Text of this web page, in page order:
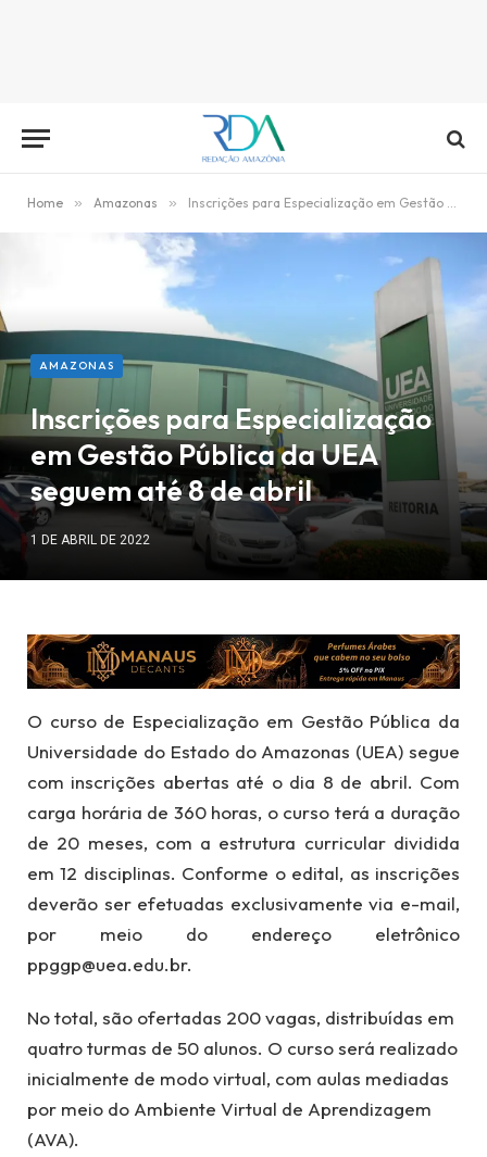
Home » Amazonas » Inscrições para Especialização em Gestão Pública da UEA seguem até 8 de abril
AMAZONAS
Inscrições para Especialização
em Gestão Pública da UEA
seguem até 8 de abril
1 DE ABRIL DE 2022
O curso de Especialização em Gestão Pública da
Universidade do Estado do Amazonas (UEA) segue
com inscrições abertas até o dia 8 de abril. Com
carga horária de 360 horas, o curso terá a duração
de 20 meses, com a estrutura curricular dividida
em 12 disciplinas. Conforme o edital, as inscrições
deverão ser efetuadas exclusivamente via e-mail,
por meio do endereço eletrônico
ppggp@uea.edu.br.
No total, são ofertadas 200 vagas, distribuídas em
quatro turmas de 50 alunos. O curso será realizado
inicialmente de modo virtual, com aulas mediadas
por meio do Ambiente Virtual de Aprendizagem
(AVA).